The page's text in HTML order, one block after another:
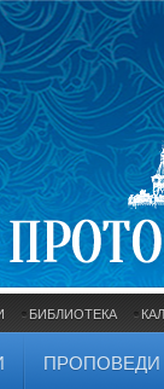
БИБЛИОТЕКА
ПРОПОВЕДИ